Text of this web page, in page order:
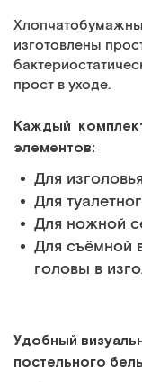
изготовлены
прост в уходе.
Каждый
элементов:
Для
Для
Для ножной
Для съёмной
головы в
Удобный
постельного